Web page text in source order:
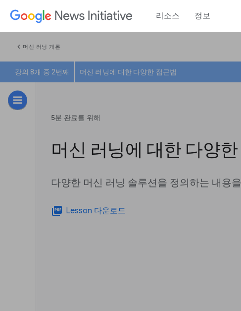
리소스 정보
chevron_left 머신 러닝 개론
강의 8개 중 2번째 머신 러닝에 대한 다양한 접근법
5분 완료를 위해
머신 러닝에 대한 다양
다양한 머신 러닝 솔루션을 정의하는 내용
picture_as_pdf Lesson 다운로드